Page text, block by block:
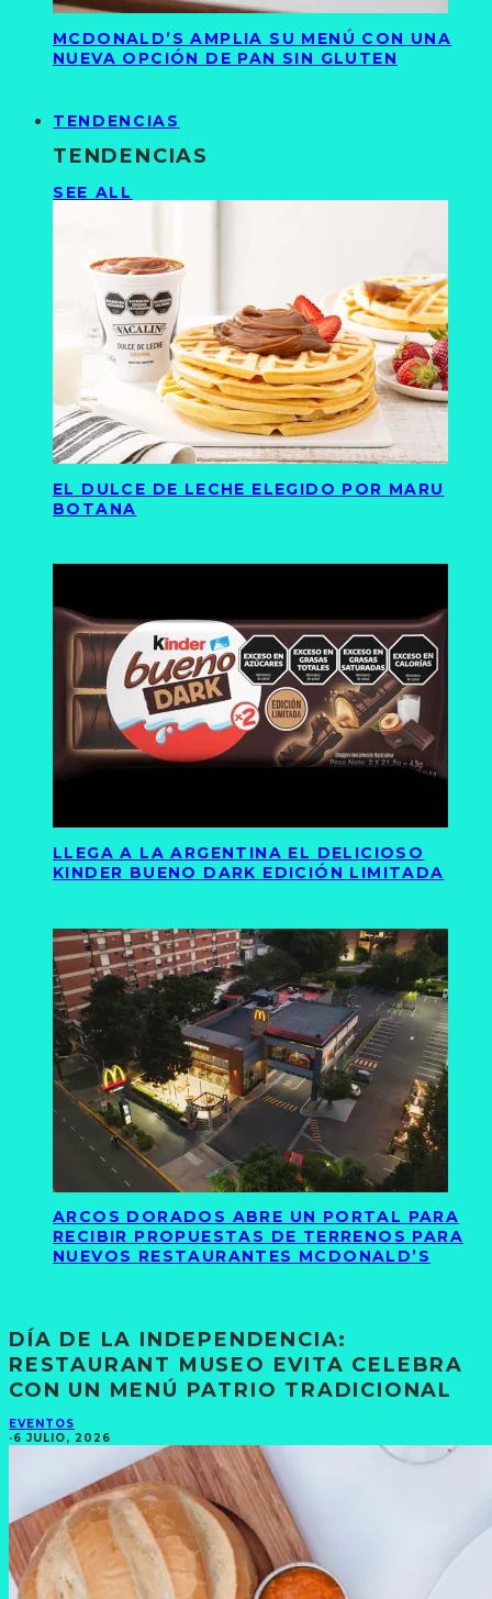
MCDONALD’S AMPLIA SU MENÚ CON UNA
NUEVA OPCIÓN DE PAN SIN GLUTEN
TENDENCIAS
TENDENCIAS
SEE ALL
EL DULCE DE LECHE ELEGIDO POR MARU
BOTANA
LLEGA A LA ARGENTINA EL DELICIOSO
KINDER BUENO DARK EDICIÓN LIMITADA
ARCOS DORADOS ABRE UN PORTAL PARA
RECIBIR PROPUESTAS DE TERRENOS PARA
NUEVOS RESTAURANTES MCDONALD’S
DÍA DE LA INDEPENDENCIA:
RESTAURANT MUSEO EVITA CELEBRA
CON UN MENÚ PATRIO TRADICIONAL
EVENTOS
·6 JULIO, 2026